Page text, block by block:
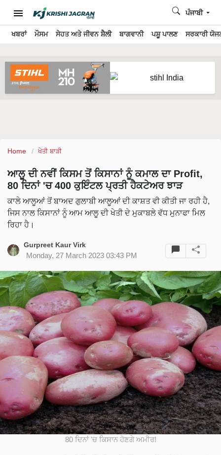
ਖਬਰਾਂ ਮੌਸਮ ਸੇਹਤ ਅਤੇ ਜੀਵਨ ਸ਼ੈਲੀ ਬਾਗਵਾਨੀ ਪਸ਼ੂ ਪਾਲਣ ਸਰਕਾਰੀ
ਪੰਜਾਬੀ
Home ਖੇਤੀ ਬਾੜੀ
ਆਲੂ ਦੀ ਨਵੀਂ ਕਿਸਮ ਤੋਂ ਕਿਸਾਨਾਂ ਨੂੰ ਕਮਾਲ ਦਾ Profit,
80 ਦਿਨਾਂ 'ਚ 400 ਕੁਇੰਟਲ ਪ੍ਰਤੀ ਹੈਕਟੇਅਰ ਝਾੜ
ਕਾਲੇ ਆਲੂਆਂ ਤੋਂ ਬਾਅਦ ਗੁਲਾਬੀ ਆਲੂਆਂ ਦੀ ਕਾਸ਼ਤ ਵੀ ਕੀਤੀ ਜਾ ਰਹੀ ਹੈ,
ਜਿਸ ਨਾਲ ਕਿਸਾਨਾਂ ਨੂੰ ਆਮ ਆਲੂ ਦੀ ਖੇਤੀ ਦੇ ਮੁਕਾਬਲੇ ਵੱਧ ਮੁਨਾਫਾ ਮਿਲ
ਰਿਹਾ ਹੈ।
Gurpreet Kaur Virk
Monday, 27 March 2023 03:43 PM
80 ਦਿਨਾਂ 'ਚ ਕਿਸਾਨ ਹੋਣਗੇ ਅਮੀਰ!